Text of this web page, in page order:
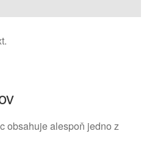
obsahuje alespoň jedno z